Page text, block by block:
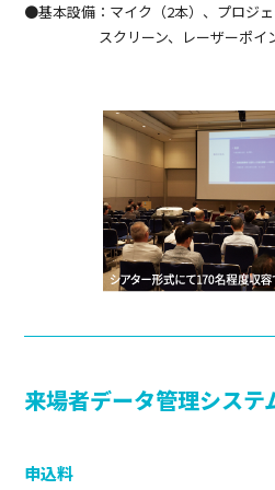
●基本設備：マイク（2本）、プロジェ
スクリーン、レーザーポイ
来場者データ管理システ
申込料